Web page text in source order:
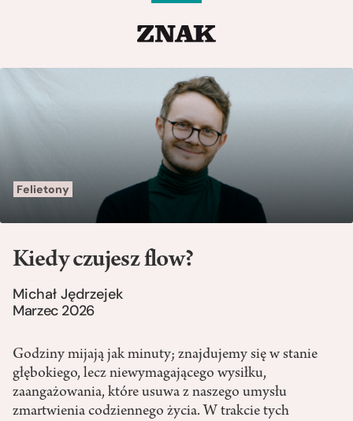
Felietony
Kiedy czujesz flow?
Michał Jędrzejek
Marzec 2026
Godziny mijają jak minuty; znajdujemy się w stanie
głębokiego, lecz niewymagającego wysiłku,
zaangażowania, które usuwa z naszego umysłu
zmartwienia codziennego życia. W trakcie tych